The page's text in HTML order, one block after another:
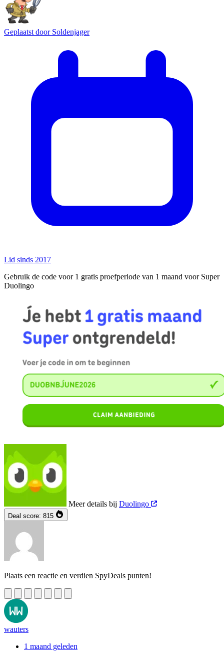
Geplaatst door Soldenjager
Lid sinds 2017
Gebruik de code voor 1 gratis proefperiode van 1 maand voor Super
Duolingo
Meer details bij Duolingo
Deal score: 815
Plaats een reactie en verdien SpyDeals punten!
wauters
1 maand geleden